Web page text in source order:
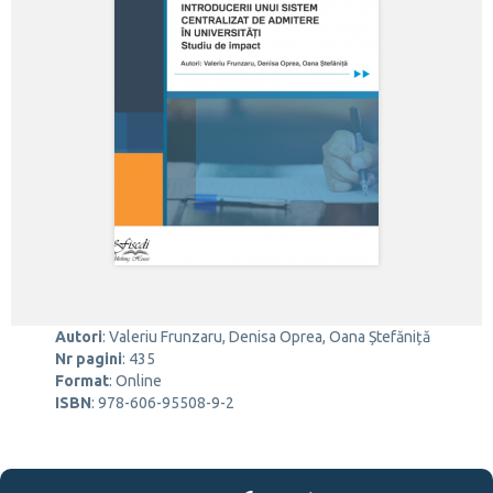
Autori: Valeriu Frunzaru, Denisa Oprea, Oana Ștefăniță
Nr pagini: 435
Format: Online
ISBN: 978-606-95508-9-2